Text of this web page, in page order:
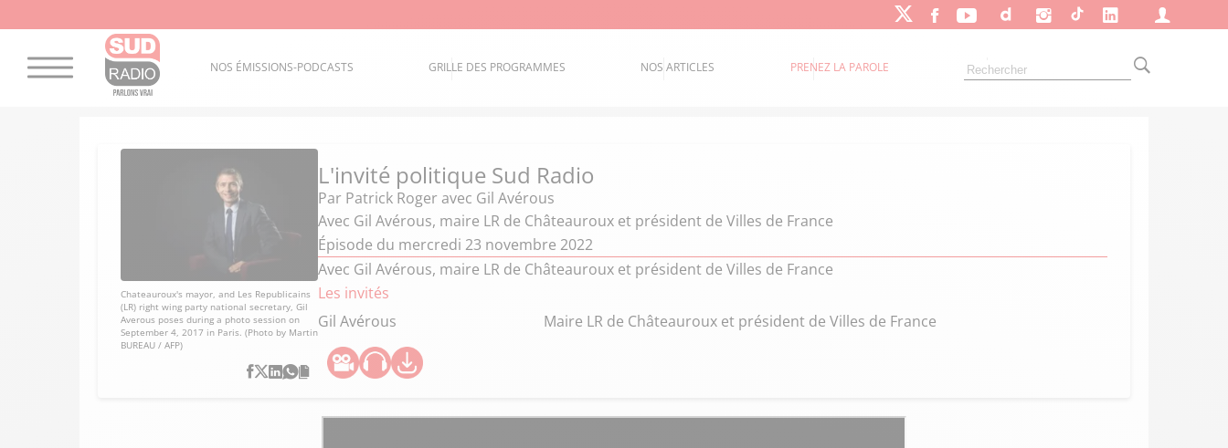
NOS ÉMISSIONS-PODCASTS GRILLE DES PROGRAMMES NOS ARTICLES PRENEZ LA PAROLE
Chateauroux's mayor, and Les Republicains
(LR) right wing party national secretary, Gil
Averous poses during a photo session on
September 4, 2017 in Paris. (Photo by Martin
BUREAU / AFP)
L'invité politique Sud Radio
Par Patrick Roger avec Gil Avérous
Avec Gil Avérous, maire LR de Châteauroux et président de Villes de France
Épisode du mercredi 23 novembre 2022
Avec Gil Avérous, maire LR de Châteauroux et président de Villes de France
Les invités
Gil Avérous
Maire LR de Châteauroux et président de Villes de France